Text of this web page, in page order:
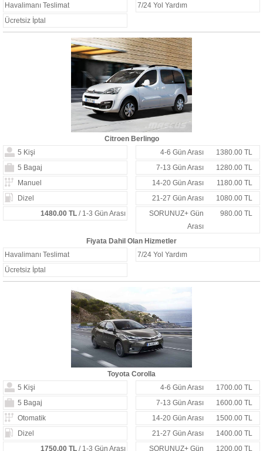
Havalimanı Teslimat
7/24 Yol Yardım
Ücretsiz İptal
Citroen Berlingo
5 Kişi
4-6 Gün Arası
1380.00 TL
5 Bagaj
7-13 Gün Arası
1280.00 TL
Manuel
14-20 Gün Arası
1180.00 TL
Dizel
21-27 Gün Arası
1080.00 TL
1480.00 TL/ 1-3 Gün Arası
SORUNUZ+ Gün
Arası
980.00 TL
Fiyata Dahil Olan Hizmetler
Havalimanı Teslimat
7/24 Yol Yardım
Ücretsiz İptal
Toyota Corolla
5 Kişi
4-6 Gün Arası
1700.00 TL
5 Bagaj
7-13 Gün Arası
1600.00 TL
Otomatik
14-20 Gün Arası
1500.00 TL
Dizel
21-27 Gün Arası
1400.00 TL
1750.00 TL/ 1-3 Gün Arası SORUNUZ+ Gün 1200.00 TL